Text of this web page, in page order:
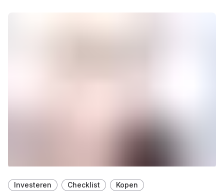
Investeren Checklist Kopen